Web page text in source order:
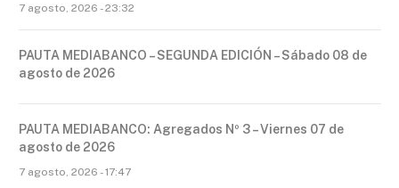
7 agosto, 2026 - 23:32
PAUTA MEDIABANCO – SEGUNDA EDICIÓN – Sábado 08 de
agosto de 2026
PAUTA MEDIABANCO: Agregados Nº 3 – Viernes 07 de
agosto de 2026
7 agosto, 2026 - 17:47